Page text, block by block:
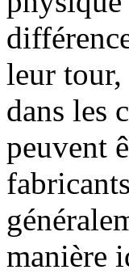
leur tour,
dans les
peuvent
manière